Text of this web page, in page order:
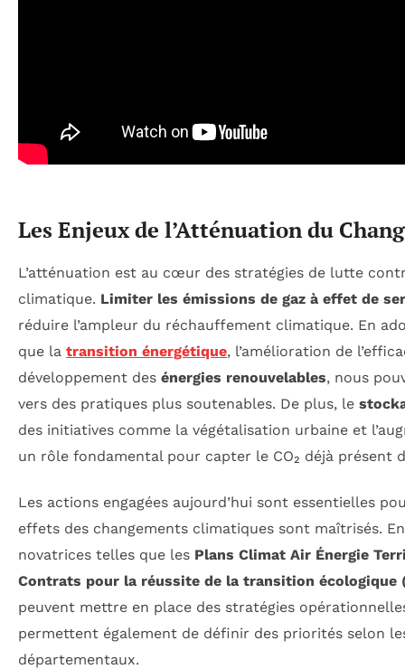
Les Enjeux de l’Atténuation du
L’atténuation est au cœur des stratégies de lutte
climatique. Limiter les émissions de gaz à effet de
réduire l’ampleur du réchauffement climatique. En
que la transition énergétique, l’amélioration de
développement des énergies renouvelables, nous
vers des pratiques plus soutenables. De plus, le
des initiatives comme la végétalisation urbaine et
un rôle fondamental pour capter le CO₂ déjà présent
Les actions engagées aujourd’hui sont essentielles
effets des changements climatiques sont maîtrisés.
novatrices telles que les Plans Climat Air Énergie
Contrats pour la réussite de la transition écologique
peuvent mettre en place des stratégies
permettent également de définir des priorités selon
départementaux.